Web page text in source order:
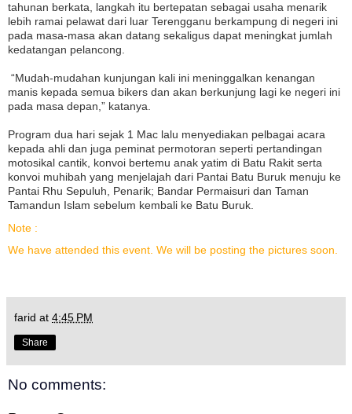
tahunan berkata, langkah itu bertepatan sebagai usaha menarik
lebih ramai pelawat dari luar Terengganu berkampung di negeri ini
pada masa-masa akan datang sekaligus dapat meningkat jumlah
kedatangan pelancong.
“Mudah-mudahan kunjungan kali ini meninggalkan kenangan
manis kepada semua bikers dan akan berkunjung lagi ke negeri ini
pada masa depan,” katanya.
Program dua hari sejak 1 Mac lalu menyediakan pelbagai acara
kepada ahli dan juga peminat permotoran seperti pertandingan
motosikal cantik, konvoi bertemu anak yatim di Batu Rakit serta
konvoi muhibah yang menjelajah dari Pantai Batu Buruk menuju ke
Pantai Rhu Sepuluh, Penarik; Bandar Permaisuri dan Taman
Tamandun Islam sebelum kembali ke Batu Buruk.
Note :
We have attended this event. We will be posting the pictures soon.
farid at 4:45 PM
Share
No comments: